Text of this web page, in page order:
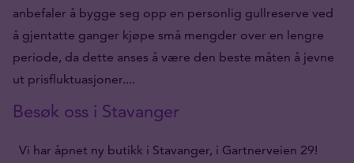
anbefaler å bygge seg opp en personlig gullreserve ved
å gjentatte ganger kjøpe små mengder over en lengre
periode, da dette anses å være den beste måten å jevne
ut prisfluktuasjoner....
Besøk oss i Stavanger
Vi har åpnet ny butikk i Stavanger, i Gartnerveien 29!